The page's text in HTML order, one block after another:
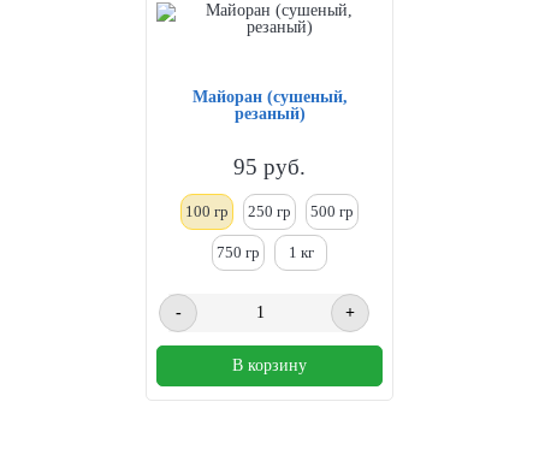
Майоран (сушеный,
резаный)
95 руб.
100 гр 250 гр 500 гр
750 гр 1 кг
- +
В корзину